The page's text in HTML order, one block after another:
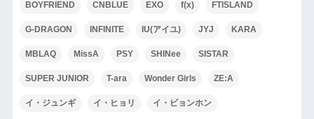
BOYFRIEND CNBLUE EXO f(x) FTISLAND
G-DRAGON INFINITE IU(アイユ) JYJ KARA
MBLAQ MissA PSY SHINee SISTAR
SUPER JUNIOR T-ara Wonder Girls ZE:A
イ・ジュンギ イ・ヒョリ イ・ビョンホン